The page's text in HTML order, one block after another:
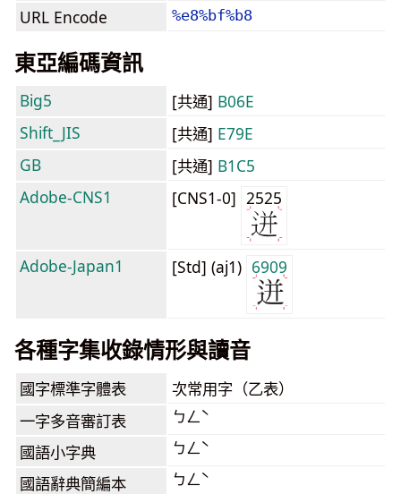
URL Encode %e8%bf%b8
東亞編碼資訊
Big5 [共通] B06E
Shift_JIS
[共通] E79E
GB
[共通] B1C5
Adobe-CNS1
[CNS1-0] 2525
Adobe-Japan1 [Std] (aj1) 6909
各種字集收錄情形與讀音
國字標準字體表 次常用字（乙表）
一字多音審訂表 ㄅㄥˋ
國語小字典 ㄅㄥˋ
國語辭典簡編本 ㄅㄥˋ